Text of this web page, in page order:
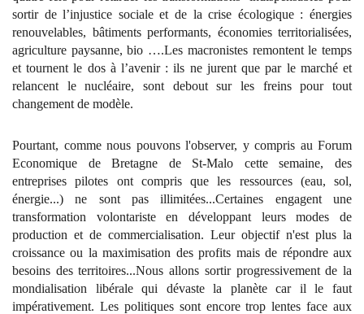
sortir de l’injustice sociale et de la crise écologique : énergies
renouvelables, bâtiments performants, économies territorialisées,
agriculture paysanne, bio ….Les macronistes remontent le temps
et tournent le dos à l’avenir : ils ne jurent que par le marché et
relancent le nucléaire, sont debout sur les freins pour tout
changement de modèle.
Pourtant, comme nous pouvons l'observer, y compris au Forum
Economique de Bretagne de St-Malo cette semaine, des
entreprises pilotes ont compris que les ressources (eau, sol,
énergie...) ne sont pas illimitées...Certaines engagent une
transformation volontariste en développant leurs modes de
production et de commercialisation. Leur objectif n'est plus la
croissance ou la maximisation des profits mais de répondre aux
besoins des territoires...Nous allons sortir progressivement de la
mondialisation libérale qui dévaste la planète car il le faut
impérativement. Les politiques sont encore trop lentes face aux